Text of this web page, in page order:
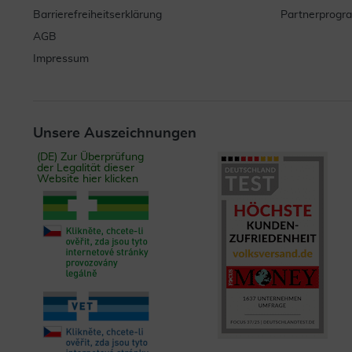
Barrierefreiheitserklärung
AGB
Impressum
Unsere Auszeichnungen
(DE) Zur Überprüfung
der Legalität dieser
Website hier klicken